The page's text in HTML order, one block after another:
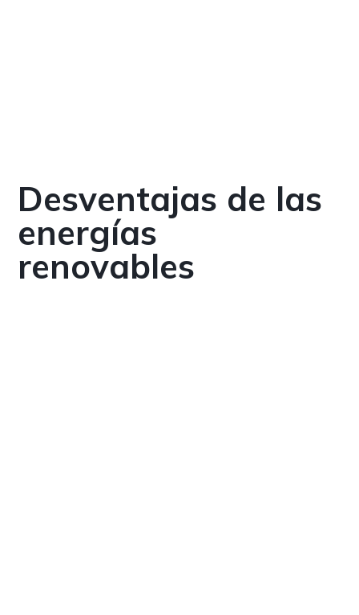
Desventajas de las
energías
renovables